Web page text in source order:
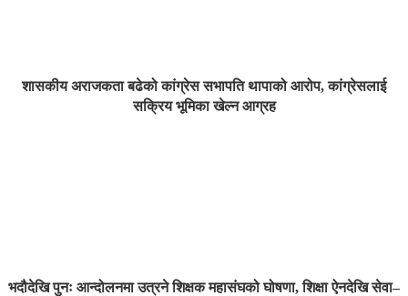
शासकीय अराजकता बढेको कांग्रेस सभापति थापाको आरोप, कांग्रेसलाई
सक्रिय भूमिका खेल्न आग्रह
भदौदेखि पुनः आन्दोलनमा उत्रने शिक्षक महासंघको घोषणा, शिक्षा ऐनदेखि सेवा–